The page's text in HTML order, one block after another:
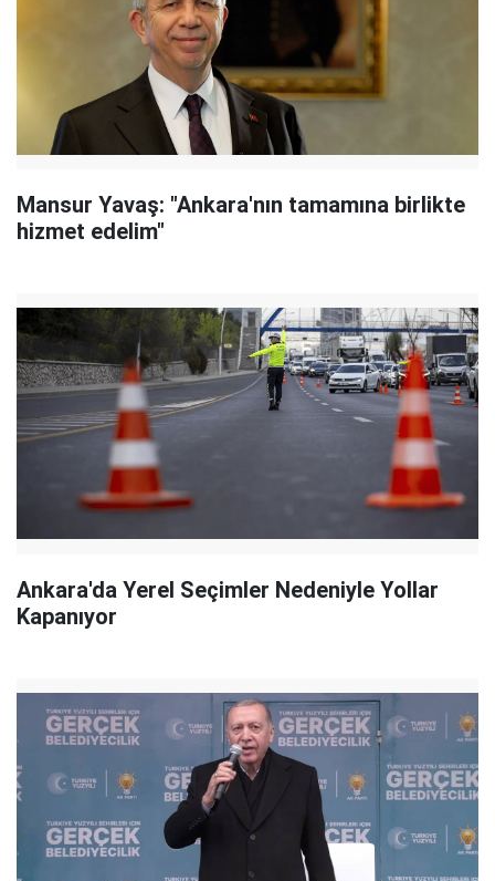
Mansur Yavaş: "Ankara'nın tamamına birlikte
hizmet edelim"
Ankara'da Yerel Seçimler Nedeniyle Yollar
Kapanıyor